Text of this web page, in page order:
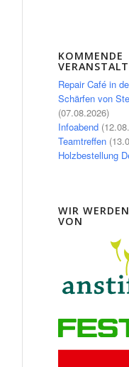
KOMMENDE
Repair Café in
Schärfen von
(07.08.2026)
Infoabend
Teamtreffen
Holzbestellung
WIR
VON